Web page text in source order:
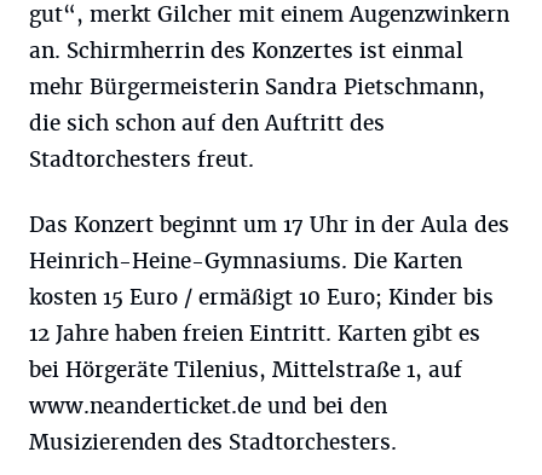
gut“, merkt Gilcher mit einem Augenzwinkern
an. Schirmherrin des Konzertes ist einmal
mehr Bürgermeisterin Sandra Pietschmann,
die sich schon auf den Auftritt des
Stadtorchesters freut.
Das Konzert beginnt um 17 Uhr in der Aula des
Heinrich-Heine-Gymnasiums. Die Karten
kosten 15 Euro / ermäßigt 10 Euro; Kinder bis
12 Jahre haben freien Eintritt. Karten gibt es
bei Hörgeräte Tilenius, Mittelstraße 1, auf
www.neanderticket.de und bei den
Musizierenden des Stadtorchesters.